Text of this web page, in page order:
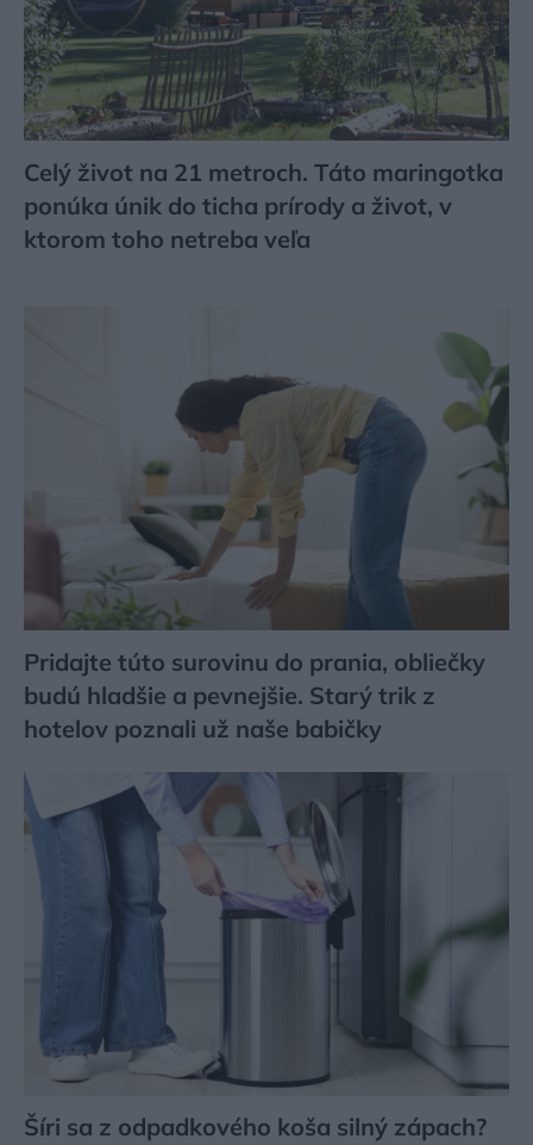
Celý život na 21 metroch. Táto maringotka
ponúka únik do ticha prírody a život, v
ktorom toho netreba veľa
Pridajte túto surovinu do prania, obliečky
budú hladšie a pevnejšie. Starý trik z
hotelov poznali už naše babičky
Šíri sa z odpadkového koša silný zápach?